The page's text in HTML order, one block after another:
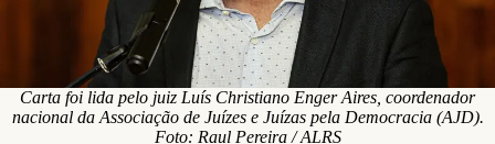
Carta foi lida pelo juiz Luís Christiano Enger Aires, coordenador
nacional da Associação de Juízes e Juízas pela Democracia (AJD).
Foto: Raul Pereira / ALRS